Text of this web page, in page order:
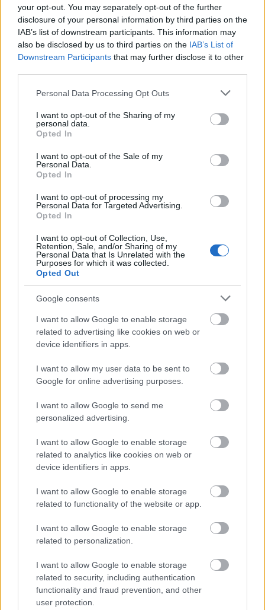
your opt-out. You may separately opt-out of the further
disclosure of your personal information by third parties on the
IAB’s list of downstream participants. This information may
also be disclosed by us to third parties on the IAB’s List of
Downstream Participants that may further disclose it to other
Please note that this website/app uses one or more Google
not limited to your visit or usage behaviour. You may click to
grant or deny consent to Google and its third-party tags to
use your data for below specified purposes in below Google
consent section.
Personal Data Processing Opt Outs
I want to opt-out of the Sharing of my
personal data.
Opted In
I want to opt-out of the Sale of my
Personal Data.
Opted In
I want to opt-out of processing my
Personal Data for Targeted Advertising.
Opted In
I want to opt-out of Collection, Use,
Retention, Sale, and/or Sharing of my
Personal Data that Is Unrelated with the
Purposes for which it was collected.
Opted Out
Google consents
I want to allow Google to enable storage
related to advertising like cookies on web or
device identifiers in apps.
I want to allow my user data to be sent to
Google for online advertising purposes.
I want to allow Google to send me
personalized advertising.
I want to allow Google to enable storage
related to analytics like cookies on web or
device identifiers in apps.
I want to allow Google to enable storage
related to functionality of the website or app.
I want to allow Google to enable storage
related to personalization.
I want to allow Google to enable storage
related to security, including authentication
functionality and fraud prevention, and other
user protection.
Alkotmányellenes a belövőszoba
bezárása
Pénteken történelmi döntést hozott a kanadai
Legfelsőbb Bíróság: megállapította, hogy
alkotmányellenes lenne a vancouver-i ellenőrzött
kötelezte a kormányt, hogy adjon engedélyt annak
további működésére. Mi is az…
Szigorúan törvényes drogok
Rendkívüli felvétel a Nagykörútról - Kínos
helyzetben MagyarországEurópa drogdepójává
válhatunk, ha a parlament nem módosítja mielőbb a
büntető törvénykönyvet. A Biszku-film alkotói ezúttal
a bódulatmarketing és a kábítószerezés új útjairól
forgattak. A…
szenvedélybeteg'
Felvinczi Katalin szerint nem írhatjuk elő az
embereknek az egészséget Irreális ambíciókat
fogalmaz meg, s ezáltal borítékolja a kudarcot – ezt
mondja az új drogstratégia tervezetéről Felvinczi
Katalin, a Nemzeti Drogmegelőzési Intézet – mai
nevén Nemzeti…
Zacher szerint nem szorítja vissza a
droghasználatot a Btk. módosítás
Nem lehet büntetőjogi szigorításokkal érdemben
visszaszorítani a droghasználatot - mondta az